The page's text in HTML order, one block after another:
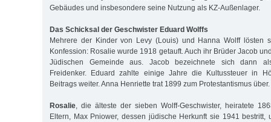
Gebäudes und insbesondere seine Nutzung als KZ-Außenlager.
Das Schicksal der Geschwister Eduard Wolffs
Mehrere der Kinder von Levy (Louis) und Hanna Wolff lösten
Konfession: Rosalie wurde 1918 getauft. Auch ihr Brüder Jacob
Jüdischen Gemeinde aus. Jacob bezeichnete sich dann
Freidenker. Eduard zahlte einige Jahre die Kultussteuer in
Beitrags weiter. Anna Henriette trat 1899 zum Protestantismus über.
Rosalie, die älteste der sieben Wolff-Geschwister, heiratete
Eltern, Max Pniower, dessen jüdische Herkunft sie 1941 bestritt,